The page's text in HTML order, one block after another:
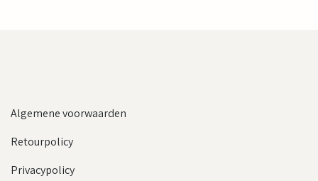
Algemene voorwaarden
Retourpolicy
Privacypolicy